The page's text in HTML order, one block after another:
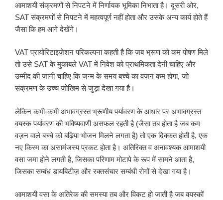
आमाशयी संक्रमणों से निपटने में निर्णायक भूमिका निभाता है। दूसरी ओर,
SAT संक्रमणों से निपटने में महत्वपूर्ण नहीं होता और उसके अन्य कार्य होते हैं
जैसा कि हम आगे देखेंगे।
VAT प्रायोरिटाइज़ेशन परिकल्पना कहती है कि जब भ्रूण को कम पोषण मिले
तो उसे SAT के मुकाबले VAT में निवेश को प्राथमिकता देनी चाहिए और
उम्मीद की जानी चाहिए कि जन्म के समय बच्चे का वज़न कम होगा, जो
संक्रमण के उच्च जोखिम से जुड़ा देखा गया है।
लेकिन कभी-कभी अभावग्रस्त भ्रूणीय पर्यावरण के आधार पर अभावग्रस्त
वयस्क पर्यावरण की भविष्यवाणी असफल रहती है (जैसा तब होता है जब कम
वज़न वाले बच्चे को बढ़िया भोजन मिलने लगता है) तो एक दिक्कत होती है, एक
नए किस्म का असामंजस्य प्रकट होता है। अतिरिक्त व अनावश्यक आमाशयी
वसा जमा होने लगती है, जिसका परिणाम मोटापे के रूप में सामने आता है,
जिसका सम्बंध डायबिटीज़ और रक्तसंचार सम्बंधी रोगों से देखा गया है।
आमाशयी वसा के अतिरेक की समस्या तब और विकट हो जाती है जब वयस्कों